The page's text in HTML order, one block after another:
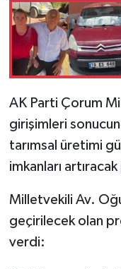
AK Parti Çorum
girişimleri
tarımsal üretimi
imkanları
Milletvekili Av.
geçirilecek olan
verdi: